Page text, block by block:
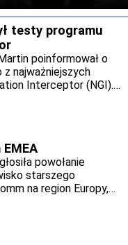
testy programu
poinformował o
najważniejszych
Interceptor (NGI).
powołanie
starszego
na region Europy,